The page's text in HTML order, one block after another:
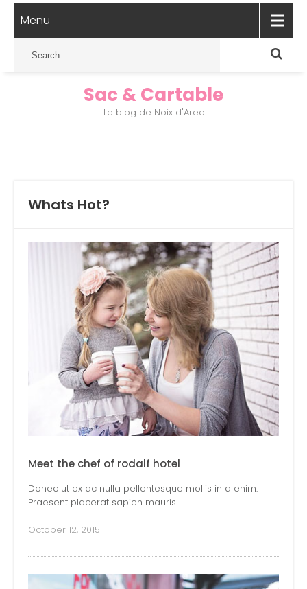
Menu
Sac & Cartable
Le blog de Noix d'Arec
Whats Hot?
Meet the chef of rodalf hotel
Donec ut ex ac nulla pellentesque mollis in a enim.
Praesent placerat sapien mauris
October 12, 2015